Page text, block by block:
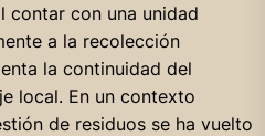
contar con una unidad
a la recolección
la continuidad del
local. En un contexto
de residuos se ha vuelto